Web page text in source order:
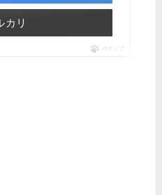
カリ
ポチップ